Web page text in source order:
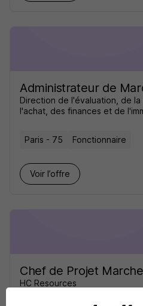
Administrateur de
Direction de l'évaluation, de
l'achat, des finances et de
Paris - 75 Fonctionnaire
Voir l’offre
Chef de Projet
HC Resources